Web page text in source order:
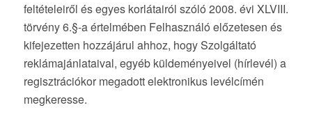
feltételeiről és egyes korlátairól szóló 2008. évi XLVIII.
törvény 6.§-a értelmében Felhasználó előzetesen és
kifejezetten hozzájárul ahhoz, hogy Szolgáltató
reklámajánlataival, egyéb küldeményeivel (hírlevél) a
regisztrációkor megadott elektronikus levélcímén
megkeresse.